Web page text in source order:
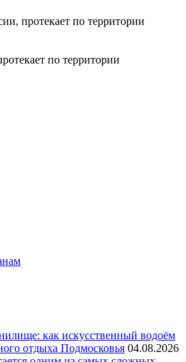
протекает по территории
по территории
как искусственный водоём
отдыха Подмосковья 04.08.2026